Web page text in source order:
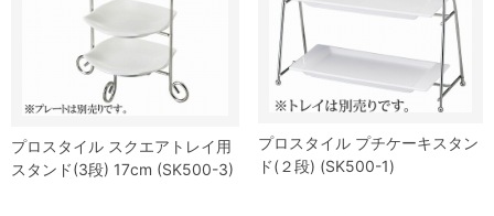
プロスタイル スクエアトレイ用
スタンド(3段) 17cm (SK500-3)
プロスタイル プチケーキスタン
ド(２段) (SK500-1)